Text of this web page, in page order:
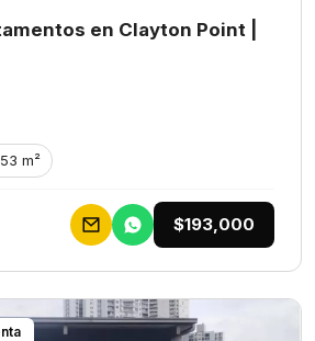
en Clayton Point |
53 m²
$193,000